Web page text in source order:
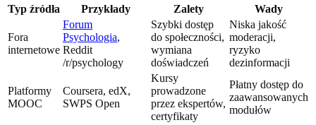
Typ źródła Przykłady Zalety Wady
Fora
internetowe
Forum
Psychologia,
Reddit
/r/psychology
Szybki dostęp
do społeczności,
wymiana
doświadczeń
Niska jakość
moderacji,
ryzyko
dezinformacji
Platformy
MOOC
Coursera, edX,
SWPS Open
Kursy
prowadzone
przez ekspertów,
certyfikaty
Płatny dostęp do
zaawansowanych
modułów